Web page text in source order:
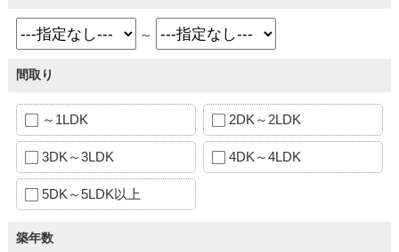
～
間取り
～1LDK 2DK～2LDK
3DK～3LDK 4DK～4LDK
5DK～5LDK以上
築年数